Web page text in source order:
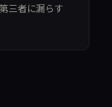
三者に漏らす